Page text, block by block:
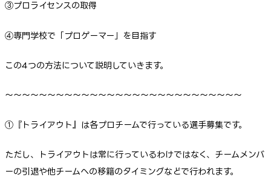
③プロライセンスの取得
④専門学校で「プロゲーマー」を目指す
この4つの方法について説明していきます。
～～～～～～～～～～～～～～～～～～～～～～～～～～～～
①『トライアウト』は各プロチームで行っている選手募集です。
ただし、トライアウトは常に行っているわけではなく、チームメンバ
ーの引退や他チームへの移籍のタイミングなどで行われます。